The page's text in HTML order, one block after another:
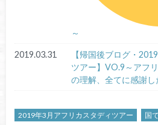
～
2019.03.31
【帰国後ブログ・
ツアー】VO.9～アフ
の理解、全てに感謝し
2019年3月アフリカスタディツアー 国